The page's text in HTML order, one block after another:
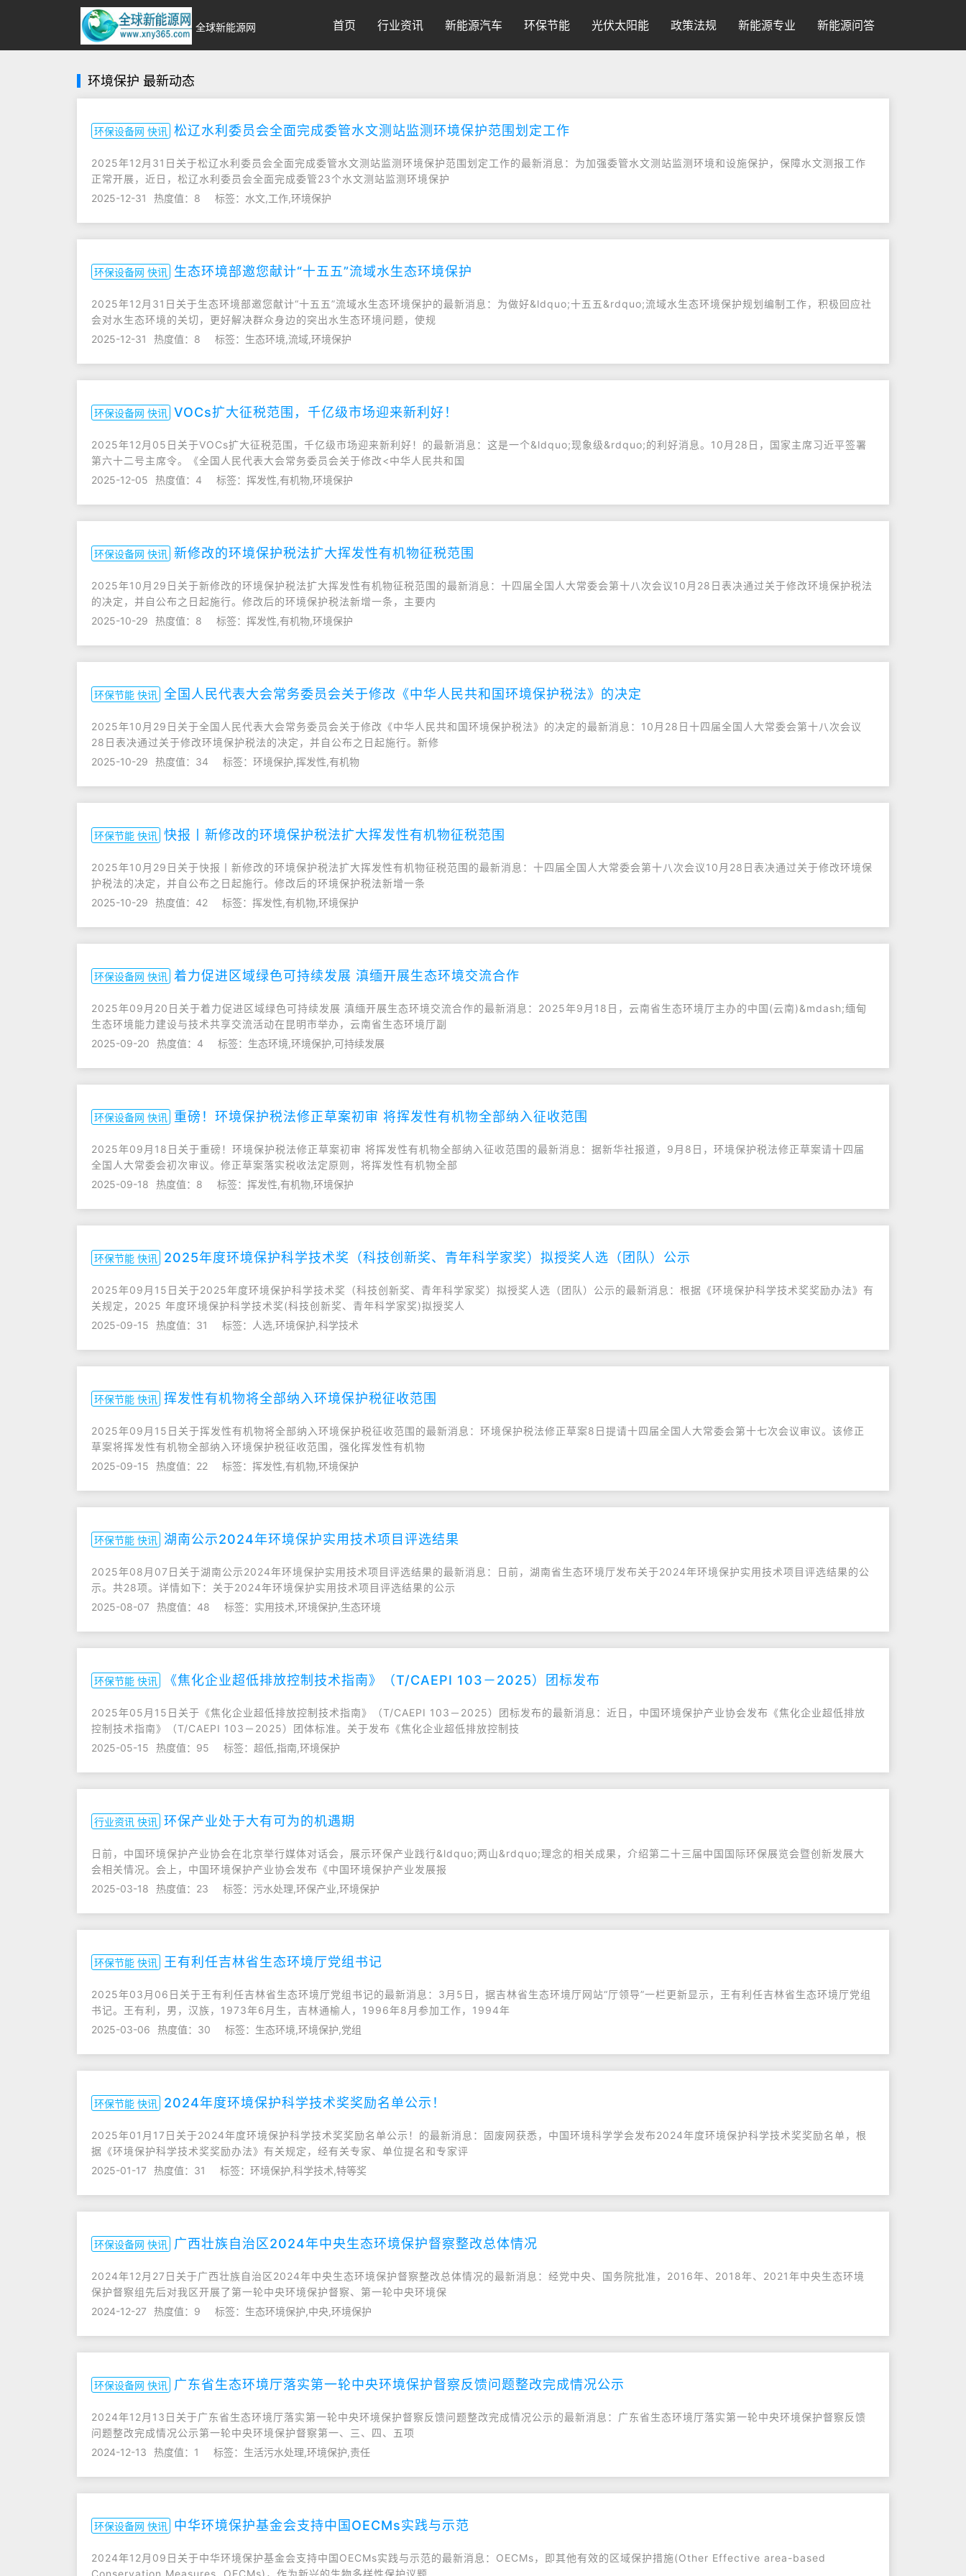
全球新能源网 首页 行业资讯 新能源汽车 环保节能 光伏太阳能 政策法规 新能源专业 新能源问答
环境保护 最新动态
环保设备网 快讯 松辽水利委员会全面完成委管水文测站监测环境保护范围划定工作
2025年12月31日关于松辽水利委员会全面完成委管水文测站监测环境保护范围划定工作的最新消息：为加强委管水文测站监测环境和设施保护，保障水文测报工作
正常开展，近日，松辽水利委员会全面完成委管23个水文测站监测环境保护
2025-12-31
热度值：8 标签：水文,工作,环境保护
环保设备网 快讯 生态环境部邀您献计“十五五”流域水生态环境保护
2025年12月31日关于生态环境部邀您献计“十五五”流域水生态环境保护的最新消息：为做好&ldquo;十五五&rdquo;流域水生态环境保护规划编制工作，积极回应社
会对水生态环境的关切，更好解决群众身边的突出水生态环境问题，使规
2025-12-31
热度值：8 标签：生态环境,流域,环境保护
环保设备网 快讯 VOCs扩大征税范围，千亿级市场迎来新利好！
2025年12月05日关于VOCs扩大征税范围，千亿级市场迎来新利好！的最新消息：这是一个&ldquo;现象级&rdquo;的利好消息。10月28日，国家主席习近平签署
第六十二号主席令。《全国人民代表大会常务委员会关于修改<中华人民共和国
2025-12-05
热度值：4 标签：挥发性,有机物,环境保护
环保设备网 快讯 新修改的环境保护税法扩大挥发性有机物征税范围
2025年10月29日关于新修改的环境保护税法扩大挥发性有机物征税范围的最新消息：十四届全国人大常委会第十八次会议10月28日表决通过关于修改环境保护税法
的决定，并自公布之日起施行。修改后的环境保护税法新增一条，主要内
2025-10-29
热度值：8 标签：挥发性,有机物,环境保护
环保节能 快讯 全国人民代表大会常务委员会关于修改《中华人民共和国环境保护税法》的决定
2025年10月29日关于全国人民代表大会常务委员会关于修改《中华人民共和国环境保护税法》的决定的最新消息：10月28日十四届全国人大常委会第十八次会议
28日表决通过关于修改环境保护税法的决定，并自公布之日起施行。新修
2025-10-29
热度值：34 标签：环境保护,挥发性,有机物
环保节能 快讯 快报丨新修改的环境保护税法扩大挥发性有机物征税范围
2025年10月29日关于快报丨新修改的环境保护税法扩大挥发性有机物征税范围的最新消息：十四届全国人大常委会第十八次会议10月28日表决通过关于修改环境保
护税法的决定，并自公布之日起施行。修改后的环境保护税法新增一条
2025-10-29
热度值：42 标签：挥发性,有机物,环境保护
环保设备网 快讯 着力促进区域绿色可持续发展 滇缅开展生态环境交流合作
2025年09月20日关于着力促进区域绿色可持续发展 滇缅开展生态环境交流合作的最新消息：2025年9月18日，云南省生态环境厅主办的中国(云南)&mdash;缅甸
生态环境能力建设与技术共享交流活动在昆明市举办，云南省生态环境厅副
2025-09-20
热度值：4 标签：生态环境,环境保护,可持续发展
环保设备网 快讯 重磅！环境保护税法修正草案初审 将挥发性有机物全部纳入征收范围
2025年09月18日关于重磅！环境保护税法修正草案初审 将挥发性有机物全部纳入征收范围的最新消息：据新华社报道，9月8日，环境保护税法修正草案请十四届
全国人大常委会初次审议。修正草案落实税收法定原则，将挥发性有机物全部
2025-09-18
热度值：8 标签：挥发性,有机物,环境保护
环保节能 快讯 2025年度环境保护科学技术奖（科技创新奖、青年科学家奖）拟授奖人选（团队）公示
2025年09月15日关于2025年度环境保护科学技术奖（科技创新奖、青年科学家奖）拟授奖人选（团队）公示的最新消息：根据《环境保护科学技术奖奖励办法》有
关规定，2025 年度环境保护科学技术奖(科技创新奖、青年科学家奖)拟授奖人
2025-09-15
热度值：31 标签：人选,环境保护,科学技术
环保节能 快讯 挥发性有机物将全部纳入环境保护税征收范围
2025年09月15日关于挥发性有机物将全部纳入环境保护税征收范围的最新消息：环境保护税法修正草案8日提请十四届全国人大常委会第十七次会议审议。该修正
草案将挥发性有机物全部纳入环境保护税征收范围，强化挥发性有机物
2025-09-15
热度值：22 标签：挥发性,有机物,环境保护
环保节能 快讯 湖南公示2024年环境保护实用技术项目评选结果
2025年08月07日关于湖南公示2024年环境保护实用技术项目评选结果的最新消息：日前，湖南省生态环境厅发布关于2024年环境保护实用技术项目评选结果的公
示。共28项。详情如下：关于2024年环境保护实用技术项目评选结果的公示
2025-08-07
热度值：48 标签：实用技术,环境保护,生态环境
环保节能 快讯 《焦化企业超低排放控制技术指南》（T/CAEPI 103－2025）团标发布
2025年05月15日关于《焦化企业超低排放控制技术指南》（T/CAEPI 103－2025）团标发布的最新消息：近日，中国环境保护产业协会发布《焦化企业超低排放
控制技术指南》（T/CAEPI 103－2025）团体标准。关于发布《焦化企业超低排放控制技
2025-05-15
热度值：95 标签：超低,指南,环境保护
行业资讯 快讯 环保产业处于大有可为的机遇期
日前，中国环境保护产业协会在北京举行媒体对话会，展示环保产业践行&ldquo;两山&rdquo;理念的相关成果，介绍第二十三届中国国际环保展览会暨创新发展大
会相关情况。会上，中国环境保护产业协会发布《中国环境保护产业发展报
2025-03-18
热度值：23 标签：污水处理,环保产业,环境保护
环保节能 快讯 王有利任吉林省生态环境厅党组书记
2025年03月06日关于王有利任吉林省生态环境厅党组书记的最新消息：3月5日，据吉林省生态环境厅网站“厅领导”一栏更新显示，王有利任吉林省生态环境厅党组
书记。王有利，男，汉族，1973年6月生，吉林通榆人，1996年8月参加工作，1994年
2025-03-06
热度值：30 标签：生态环境,环境保护,党组
环保节能 快讯 2024年度环境保护科学技术奖奖励名单公示！
2025年01月17日关于2024年度环境保护科学技术奖奖励名单公示！的最新消息：固废网获悉，中国环境科学学会发布2024年度环境保护科学技术奖奖励名单，根
据《环境保护科学技术奖奖励办法》有关规定，经有关专家、单位提名和专家评
2025-01-17
热度值：31 标签：环境保护,科学技术,特等奖
环保设备网 快讯 广西壮族自治区2024年中央生态环境保护督察整改总体情况
2024年12月27日关于广西壮族自治区2024年中央生态环境保护督察整改总体情况的最新消息：经党中央、国务院批准，2016年、2018年、2021年中央生态环境
保护督察组先后对我区开展了第一轮中央环境保护督察、第一轮中央环境保
2024-12-27
热度值：9 标签：生态环境保护,中央,环境保护
环保设备网 快讯 广东省生态环境厅落实第一轮中央环境保护督察反馈问题整改完成情况公示
2024年12月13日关于广东省生态环境厅落实第一轮中央环境保护督察反馈问题整改完成情况公示的最新消息：广东省生态环境厅落实第一轮中央环境保护督察反馈
问题整改完成情况公示第一轮中央环境保护督察第一、三、四、五项
2024-12-13
热度值：1 标签：生活污水处理,环境保护,责任
环保设备网 快讯 中华环境保护基金会支持中国OECMs实践与示范
2024年12月09日关于中华环境保护基金会支持中国OECMs实践与示范的最新消息：OECMs，即其他有效的区域保护措施(Other Effective area-based
Conservation Measures, OECMs)，作为新兴的生物多样性保护议题